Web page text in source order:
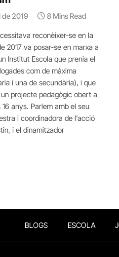
de 2019 8 Mins Read
reconèixer-se en la
2017 va posar-se en marxa a
Institut Escola que prenia el
com de màxima
i una de secundària), i que
projecte pedagògic obert a
anys. Parlem amb el seu
i coordinadora de l’acció
i el dinamitzador
BLOGS ESCOLA